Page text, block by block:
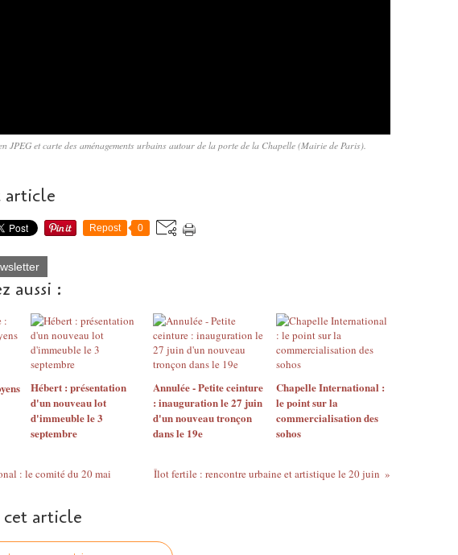
JPEG et carte des aménagements urbains autour de la porte de la Chapelle (Mairie de Paris).
article
Repost 0
aussi :
Hébert : présentation
d'un nouveau lot
d'immeuble le 3
septembre
Annulée - Petite ceinture
: inauguration le 27 juin
d'un nouveau tronçon
dans le 19e
Chapelle International :
le point sur la
commercialisation des
sohos
: le comité du 20 mai Îlot fertile : rencontre urbaine et artistique le 20 juin
article